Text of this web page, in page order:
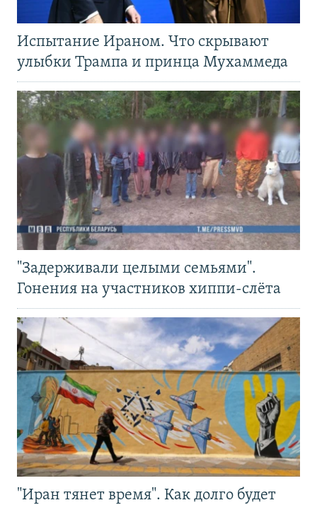
Испытание Ираном. Что скрывают
улыбки Трампа и принца Мухаммеда
"Задерживали целыми семьями".
Гонения на участников хиппи-слёта
"Иран тянет время". Как долго будет